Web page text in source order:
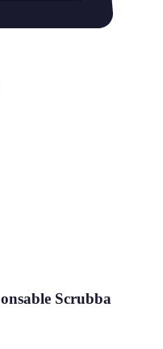
Scrubba